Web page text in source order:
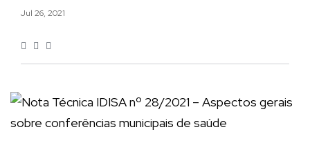
Jul 26, 2021